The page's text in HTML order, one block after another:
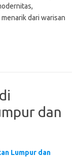
dari warisan
dan
Lumpur dan